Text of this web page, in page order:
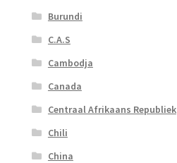
Burundi
C.A.S
Cambodja
Canada
Centraal Afrikaans Republiek
Chili
China